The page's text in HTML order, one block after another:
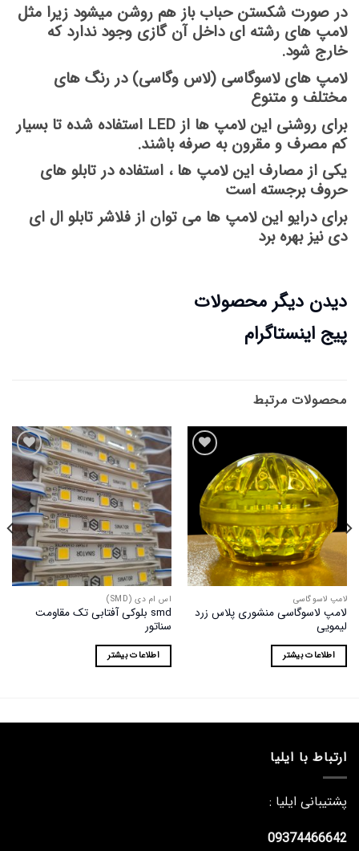
در صورت شکستن حباب باز هم روشن میشود زیرا مثل
لامپ های رشته ای داخل آن گازی وجود ندارد که
خارج شود.
لامپ های لاسوگاسی (لاس وگاسی) در رنگ های
مختلف و متنوع
برای روشنی این لامپ ها از LED استفاده شده تا بسیار
کم مصرف و مقرون به صرفه باشند.
یکی از مصارف این لامپ ها ، استفاده در تابلو های
حروف برجسته است
برای درایو این لامپ ها می توان از فلاشر تابلو ال ای
دی نیز بهره برد
دیدن دیگر محصولات
پیج اینستاگرام
محصولات مرتبط
افزودن
به
علاقه
مندی
ها
لامپ لاسوگاسی
لامپ لاسوگاسی منشوری پلاس زرد
لیمویی
اطلاعات بیشتر
افزودن
به
علاقه
مندی
ها
اس ام دی (SMD)
smd بلوکی آفتابی تک مقاومت
سناتور
اطلاعات بیشتر
ارتباط با ایلیا
پشتیبانی ایلیا :
09374466642